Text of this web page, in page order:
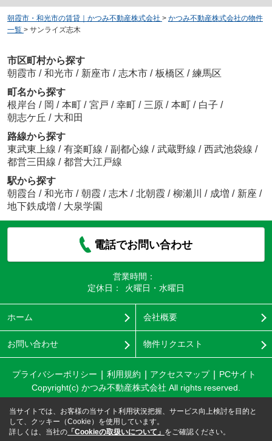
朝霞市・和光市の賃貸｜かつみ不動産株式会社 > かつみ不動産株式会社の物件
一覧 > サンライズ志木
市区町村から探す
朝霞市 / 和光市 / 新座市 / 志木市 / 板橋区 / 練馬区
町名から探す
根岸台 / 岡 / 本町 / 宮戸 / 幸町 / 三原 / 本町 / 白子 /
朝志ケ丘 / 大和田
路線から探す
東武東上線 / 有楽町線 / 副都心線 / 武蔵野線 / 西武池袋線 /
都営三田線 / 都営大江戸線
駅から探す
朝霞台 / 和光市 / 朝霞 / 志木 / 北朝霞 / 柳瀬川 / 成増 / 新座 /
地下鉄成増 / 大泉学園
電話でお問い合わせ
営業時間：
定休日：
火曜日・水曜日
ホーム 会社概要
お問い合わせ 物件リクエスト
プライバシーポリシー 利用規約 アクセスマップ
PCサイト
Copyright(c) かつみ不動産株式会社 All rights reserved.
当サイトでは、お客様の当サイト利用状況把握、サービス向上検討を目的と
して、クッキー（Cookie）を使用しています。
詳しくは、当社の 「Cookieの取扱いについて」 をご確認ください。